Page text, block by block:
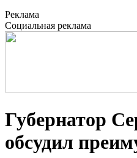
Реклама
Социальная реклама
Губернатор
обсудил